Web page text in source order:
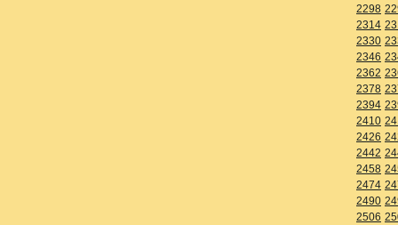
2298
2314
2330
2346
2362
2378
2394
2410
2426
2442
2458
2474
2490
2506